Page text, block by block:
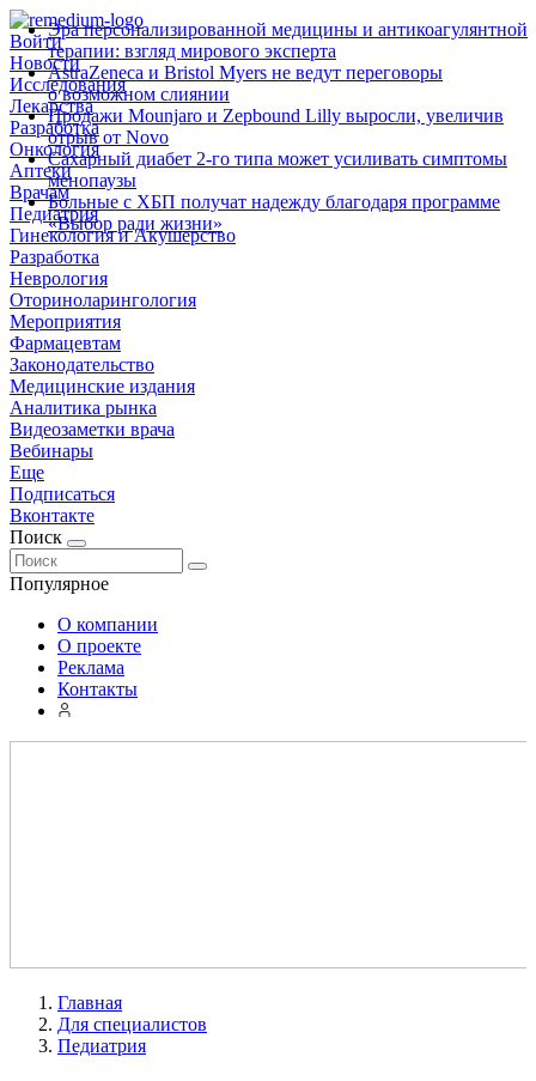
Войти
Новости
Исследования
Лекарства
Разработка
Онкология
Аптеки
Врачам
Педиатрия
Гинекология и Акушерство
Разработка
Неврология
Оториноларингология
Мероприятия
Фармацевтам
Законодательство
Медицинские издания
Аналитика рынка
Видеозаметки врача
Вебинары
Еще
Подписаться
Вконтакте
Поиск
Популярное
Эра персонализированной медицины и антикоагулянтной
терапии: взгляд мирового эксперта
AstraZeneca и Bristol Myers не ведут переговоры
о возможном слиянии
Продажи Mounjaro и Zepbound Lilly выросли, увеличив
отрыв от Novo
Сахарный диабет 2‑го типа может усиливать симптомы
менопаузы
Больные с ХБП получат надежду благодаря программе
«Выбор ради жизни»
О компании
О проекте
Реклама
Контакты
Главная
Для специалистов
Педиатрия